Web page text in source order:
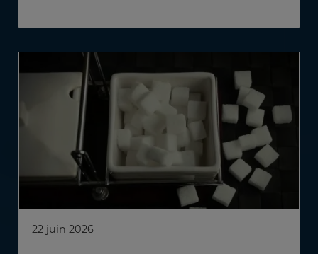
22 juin 2026